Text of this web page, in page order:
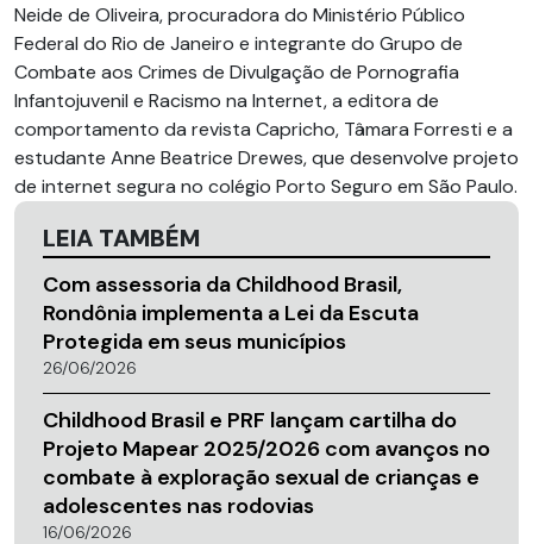
Neide de Oliveira, procuradora do Ministério Público
Federal do Rio de Janeiro e integrante do Grupo de
Combate aos Crimes de Divulgação de Pornografia
Infantojuvenil e Racismo na Internet, a editora de
comportamento da revista Capricho, Tâmara Forresti e a
estudante Anne Beatrice Drewes, que desenvolve projeto
de internet segura no colégio Porto Seguro em São Paulo.
LEIA TAMBÉM
Com assessoria da Childhood Brasil,
Rondônia implementa a Lei da Escuta
Protegida em seus municípios
26/06/2026
Childhood Brasil e PRF lançam cartilha do
Projeto Mapear 2025/2026 com avanços no
combate à exploração sexual de crianças e
adolescentes nas rodovias
16/06/2026